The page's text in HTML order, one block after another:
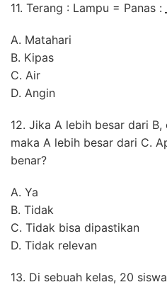
11. Terang : Lampu = Panas :
A. Matahari
B. Kipas
C. Air
D. Angin
12. Jika A lebih besar dari
maka A lebih besar dari C.
benar?
A. Ya
B. Tidak
C. Tidak bisa dipastikan
D. Tidak relevan
13. Di sebuah kelas, 20